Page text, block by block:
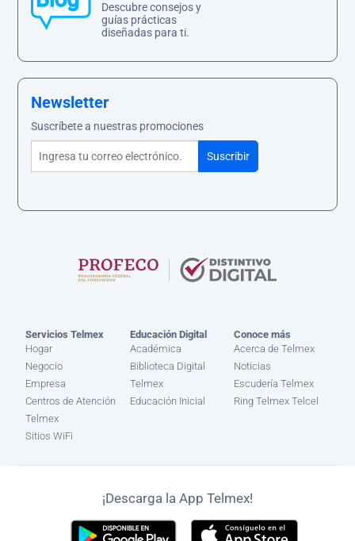
Descubre consejos y
guías prácticas
diseñadas para ti.
Newsletter
Suscríbete a nuestras promociones
Servicios Telmex
Hogar
Negocio
Empresa
Centros de Atención
Telmex
Sitios WiFi
Educación Digital
Académica
Biblioteca Digital
Telmex
Educación Inicial
Conoce más
Acerca de Telmex
Noticias
Escudería Telmex
Ring Telmex Telcel
¡Descarga la App Telmex!